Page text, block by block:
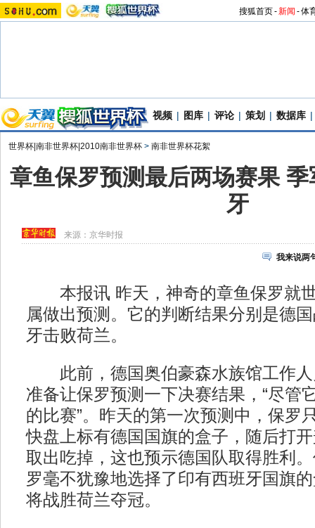
搜狐首页-新闻 -体
视频 | 图库 | 评论 | 策划 | 数据库 |
世界杯|南非世界杯|2010南非世界杯 > 南非世界杯花絮
章鱼保罗预测最后两场赛果
牙
来源：京华时报
我来说两
本报讯 昨天，神奇的章鱼保罗就
属做出预测。它的判断结果分别是德
牙击败荷兰。
此前，德国奥伯豪森水族馆工作人
准备让保罗预测一下决赛结果，“尽管
的比赛”。昨天的第一次预测中，保罗
快盘上标有德国国旗的盒子，随后打
取出吃掉，这也预示德国队取得胜利
罗毫不犹豫地选择了印有西班牙国旗
将战胜荷兰夺冠。